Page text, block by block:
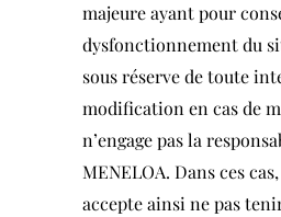
majeure ayant pour
dysfonctionnement du
sous réserve de toute
modification en cas de
n’engage pas la
MENELOA. Dans ces
accepte ainsi ne pas